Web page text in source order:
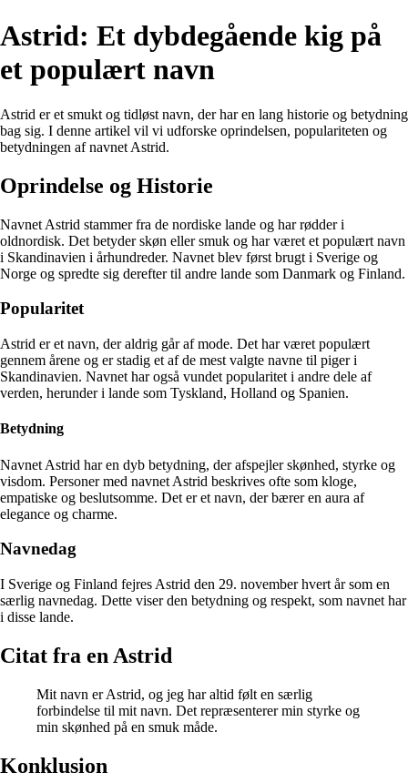
Astrid: Et dybdegående kig på
et populært navn
Astrid er et smukt og tidløst navn, der har en lang historie og betydning
bag sig. I denne artikel vil vi udforske oprindelsen, populariteten og
betydningen af navnet Astrid.
Oprindelse og Historie
Navnet Astrid stammer fra de nordiske lande og har rødder i
oldnordisk. Det betyder skøn eller smuk og har været et populært navn
i Skandinavien i århundreder. Navnet blev først brugt i Sverige og
Norge og spredte sig derefter til andre lande som Danmark og Finland.
Popularitet
Astrid er et navn, der aldrig går af mode. Det har været populært
gennem årene og er stadig et af de mest valgte navne til piger i
Skandinavien. Navnet har også vundet popularitet i andre dele af
verden, herunder i lande som Tyskland, Holland og Spanien.
Betydning
Navnet Astrid har en dyb betydning, der afspejler skønhed, styrke og
visdom. Personer med navnet Astrid beskrives ofte som kloge,
empatiske og beslutsomme. Det er et navn, der bærer en aura af
elegance og charme.
Navnedag
I Sverige og Finland fejres Astrid den 29. november hvert år som en
særlig navnedag. Dette viser den betydning og respekt, som navnet har
i disse lande.
Citat fra en Astrid
Mit navn er Astrid, og jeg har altid følt en særlig
forbindelse til mit navn. Det repræsenterer min styrke og
min skønhed på en smuk måde.
Konklusion